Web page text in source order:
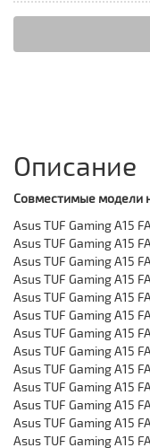
Описание
Совместимые модели
Asus TUF Gaming A15
Asus TUF Gaming A15
Asus TUF Gaming A15
Asus TUF Gaming A15
Asus TUF Gaming A15
Asus TUF Gaming A15
Asus TUF Gaming A15
Asus TUF Gaming A15
Asus TUF Gaming A15
Asus TUF Gaming A15
Asus TUF Gaming A15
Asus TUF Gaming A15
Asus TUF Gaming A15